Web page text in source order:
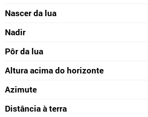
Nascer da lua
Nadir
Pôr da lua
Altura acima do horizonte
Azimute
Distância à terra